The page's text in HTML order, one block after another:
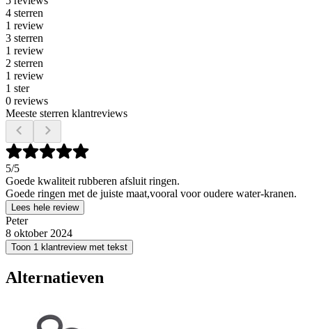
4 sterren
1 review
3 sterren
1 review
2 sterren
1 review
1 ster
0 reviews
Meeste sterren klantreviews
5/5
Goede kwaliteit rubberen afsluit ringen.
Goede ringen met de juiste maat,vooral voor oudere water-kranen.
Lees hele review
Peter
8 oktober 2024
Toon 1 klantreview met tekst
Alternatieven